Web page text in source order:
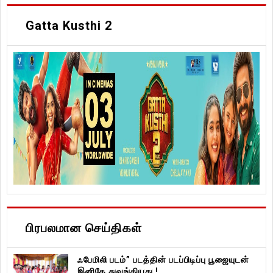
Gatta Kusthi 2
பிரபலமான செய்திகள்
ஃபேமிலி படம்” படத்தின் படப்பிடிப்பு பூஜையுடன்